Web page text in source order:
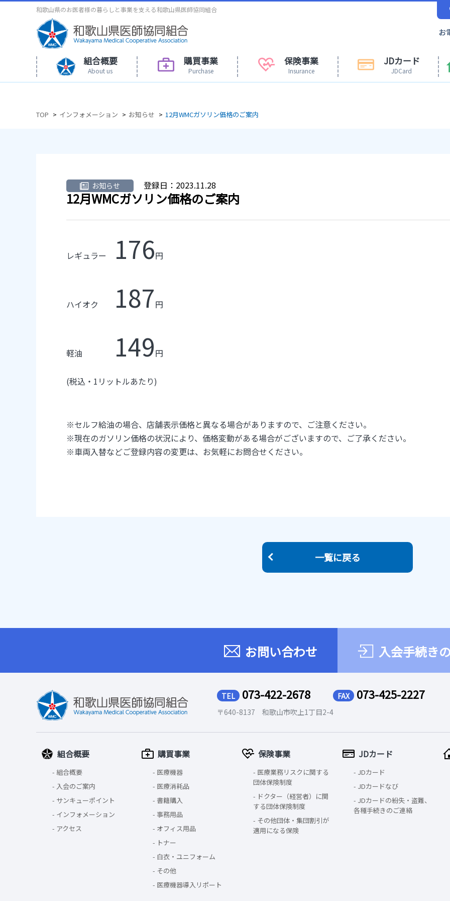
和歌山県のお医者様の暮らしと事業を支える和歌山県医師協同組合
組合概要
About us
購買事業
Purchase
保険事業
Insurance
JDカード
JDCard
TOP インフォメーション お知らせ 12月WMCガソリン価格のご案内
お知らせ 登録日： 2023.11.28
12月WMCガソリン価格のご案内
レギュラー 176円
ハイオク 187円
軽油 149円
(税込・ 1 リットルあたり)
※セルフ給油の場合、店舗表示価格と異なる場合がありますので、ご注意ください。
※現在のガソリン価格の状況により、価格変動がある場合がございますので、ご了承ください。
※車両入替などご登録内容の変更は、お気軽にお問合せください。
一覧に戻る
お問い合わせ 入会手続き
TEL 073-422-2678 FAX 073-425-2227
〒640-8137 和歌山市吹上1丁目2-4
組合概要
組合概要
入会のご案内
サンキューポイント
インフォメーション
アクセス
購買事業
医療機器
医療消耗品
書籍購入
事務用品
オフィス用品
トナー
白衣・ユニフォーム
その他
医療機器導入リポート
保険事業
医療業務リスクに関する
団体保険制度
ドクター（経営者）に関
する団体保険制度
その他団体・集団割引が
適用になる保険
JDカード
JDカード
JDカードなび
JDカードの紛失・盗難、
各種手続きのご連絡